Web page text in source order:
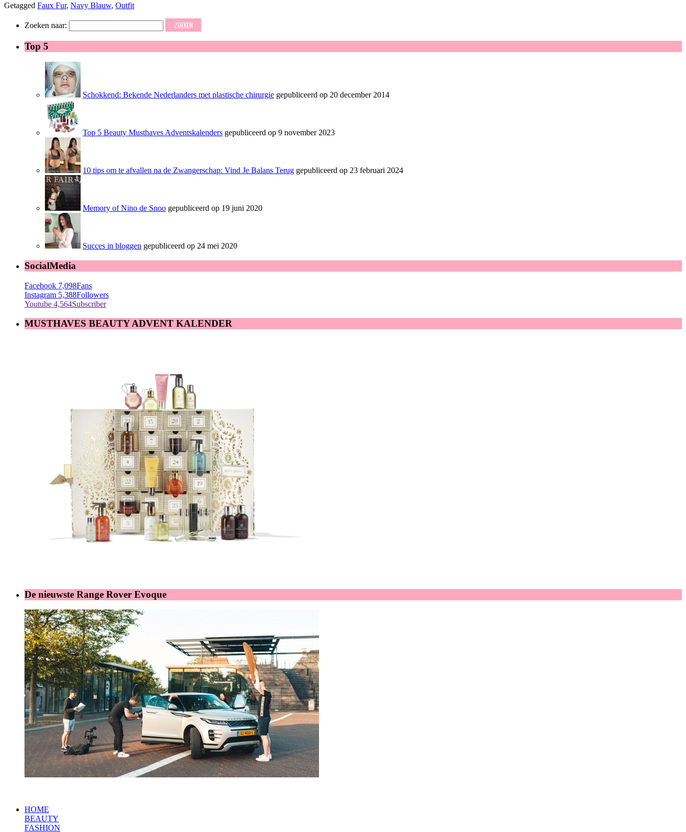
Getagged Faux Fur, Navy Blauw, Outfit
Zoeken naar:
Top 5
Schokkend: Bekende Nederlanders met plastische chirurgie gepubliceerd op 20 december 2014
Top 5 Beauty Musthaves Adventskalenders gepubliceerd op 9 november 2023
10 tips om te afvallen na de Zwangerschap: Vind Je Balans Terug gepubliceerd op 23 februari 2024
Memory of Nino de Snoo gepubliceerd op 19 juni 2020
Succes in bloggen gepubliceerd op 24 mei 2020
SocialMedia
Facebook 7,098Fans
Instagram 5,388Followers
Youtube 4,564Subscriber
MUSTHAVES BEAUTY ADVENT KALENDER
De nieuwste Range Rover Evoque
HOME
BEAUTY
FASHION